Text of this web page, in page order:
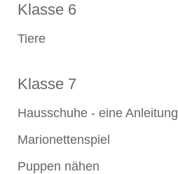
Klasse 6
Tiere
Klasse 7
Hausschuhe - eine Anleitung
Marionettenspiel
Puppen nähen